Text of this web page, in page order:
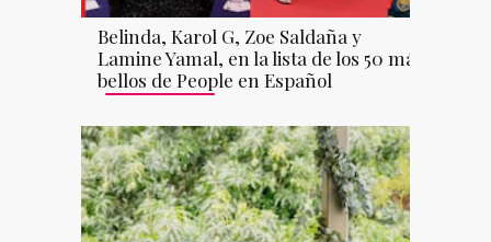
Belinda, Karol G, Zoe Saldaña y
Lamine Yamal, en la lista de los 50 más
bellos de People en Español